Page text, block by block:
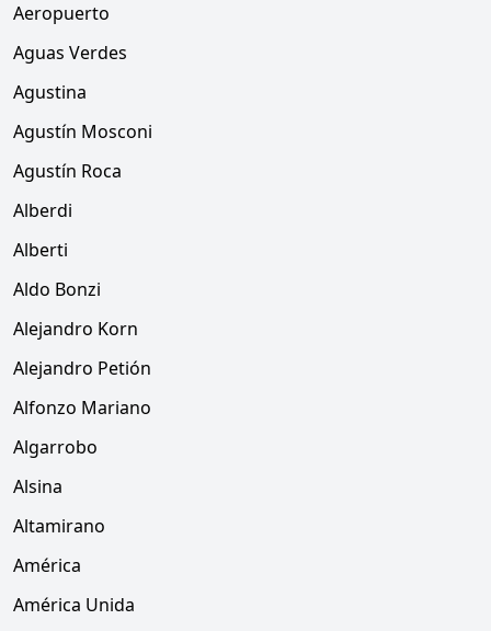
Aeropuerto
Aguas Verdes
Agustina
Agustín Mosconi
Agustín Roca
Alberdi
Alberti
Aldo Bonzi
Alejandro Korn
Alejandro Petión
Alfonzo Mariano
Algarrobo
Alsina
Altamirano
América
América Unida